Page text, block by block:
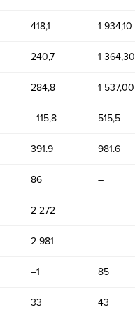
418,1 1 934,10
240,7 1 364,30
284,8 1 537,00
–115,8 515,5
391.9 981.6
86 –
2 272 –
2 981 –
–1 85
33 43